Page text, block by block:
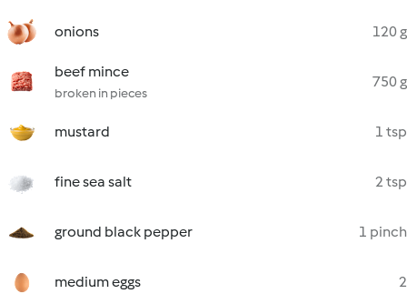
onions 120 g
beef mince
broken in pieces
750 g
mustard 1 tsp
fine sea salt 2 tsp
ground black pepper 1 pinch
medium eggs 2